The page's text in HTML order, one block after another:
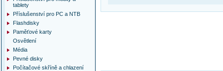
tablety
Příslušenství pro PC a NTB
Flashdisky
Paměťové karty
Osvětlení
Média
Pevné disky
Počítačové skříně a chlazení